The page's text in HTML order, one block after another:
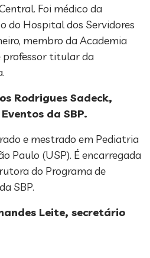
Foi médico da
do Hospital dos Servidores
membro da Academia
professor titular da
Rodrigues Sadeck,
da SBP.
e mestrado em Pediatria
Paulo (USP). É encarregada
do Programa de
SBP.
Leite, secretário